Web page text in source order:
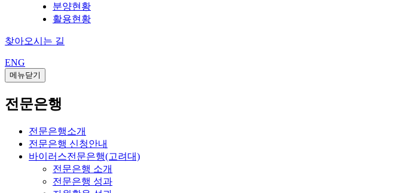
분양현황
활용현황
찾아오시는 길
ENG
메뉴닫기
전문은행
전문은행소개
전문은행 신청안내
바이러스전문은행(고려대)
전문은행 소개
전문은행 성과